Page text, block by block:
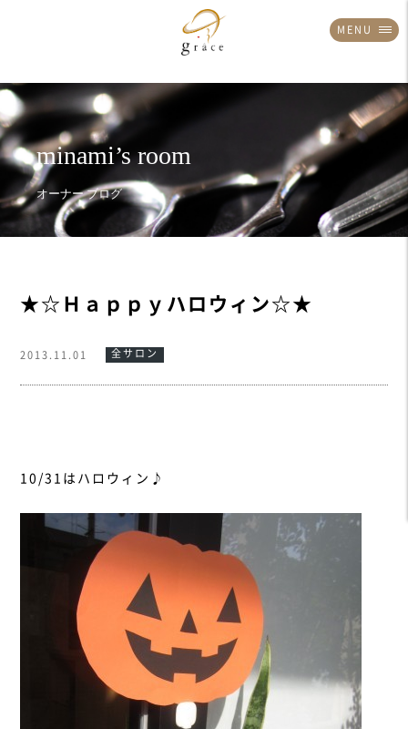
MENU
★☆Ｈａｐｐｙハロウィン☆★
2013.11.01 全サロン
10/31はハロウィン♪